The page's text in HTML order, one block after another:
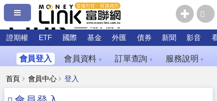
證期權 ETF 國際 基金 外匯 債券 新聞 影音
會員登入 會員資料 ▼ 訂單查詢 ▼ 服務說明 ▼
首頁 會員中心 登入